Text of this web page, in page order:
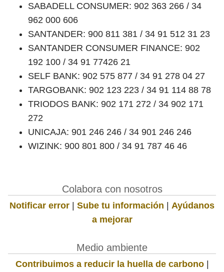
SABADELL CONSUMER: 902 363 266 / 34
962 000 606
SANTANDER: 900 811 381 / 34 91 512 31 23
SANTANDER CONSUMER FINANCE: 902
192 100 / 34 91 77426 21
SELF BANK: 902 575 877 / 34 91 278 04 27
TARGOBANK: 902 123 223 / 34 91 114 88 78
TRIODOS BANK: 902 171 272 / 34 902 171
272
UNICAJA: 901 246 246 / 34 901 246 246
WIZINK: 900 801 800 / 34 91 787 46 46
Colabora con nosotros
Notificar error | Sube tu información | Ayúdanos
a mejorar
Medio ambiente
Contribuimos a reducir la huella de carbono|